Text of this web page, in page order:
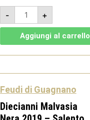
-
Terramare
Rosato
2023
Primitivo
Rosè
Salento
di
Guagnano
quantità
+
Aggiungi al carrello
Feudi di Guagnano
Diecianni Malvasia